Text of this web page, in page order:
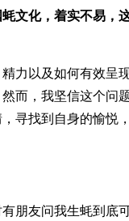
文化，着实不易，
力以及如何有效呈
而，我坚信这个问
寻找到自身的愉悦
朋友问我生蚝到底